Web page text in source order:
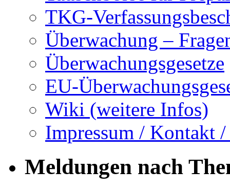
TKG-
Überwachung –
Überwachungsgesetze
EU-
Wiki (weitere Infos)
Impressum / Kontakt
Meldungen nach